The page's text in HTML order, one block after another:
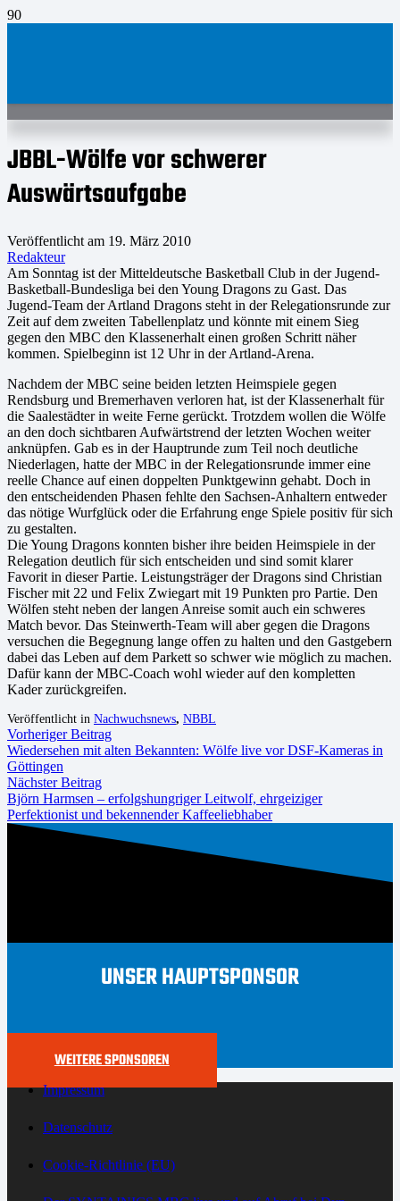
JBBL-Wölfe vor schwerer
Auswärtsaufgabe
Veröffentlicht am 19. März 2010
Redakteur
Am Sonntag ist der Mitteldeutsche Basketball Club in der Jugend-
Basketball-Bundesliga bei den Young Dragons zu Gast. Das
Jugend-Team der Artland Dragons steht in der Relegationsrunde zur
Zeit auf dem zweiten Tabellenplatz und könnte mit einem Sieg
gegen den MBC den Klassenerhalt einen großen Schritt näher
kommen. Spielbeginn ist 12 Uhr in der Artland-Arena.
Nachdem der MBC seine beiden letzten Heimspiele gegen
Rendsburg und Bremerhaven verloren hat, ist der Klassenerhalt für
die Saalestädter in weite Ferne gerückt. Trotzdem wollen die Wölfe
an den doch sichtbaren Aufwärtstrend der letzten Wochen weiter
anknüpfen. Gab es in der Hauptrunde zum Teil noch deutliche
Niederlagen, hatte der MBC in der Relegationsrunde immer eine
reelle Chance auf einen doppelten Punktgewinn gehabt. Doch in
den entscheidenden Phasen fehlte den Sachsen-Anhaltern entweder
das nötige Wurfglück oder die Erfahrung enge Spiele positiv für sich
zu gestalten.
Die Young Dragons konnten bisher ihre beiden Heimspiele in der
Relegation deutlich für sich entscheiden und sind somit klarer
Favorit in dieser Partie. Leistungsträger der Dragons sind Christian
Fischer mit 22 und Felix Zwiegart mit 19 Punkten pro Partie. Den
Wölfen steht neben der langen Anreise somit auch ein schweres
Match bevor. Das Steinwerth-Team will aber gegen die Dragons
versuchen die Begegnung lange offen zu halten und den Gastgebern
dabei das Leben auf dem Parkett so schwer wie möglich zu machen.
Dafür kann der MBC-Coach wohl wieder auf den kompletten
Kader zurückgreifen.
Veröffentlicht in Nachwuchsnews, NBBL
Vorheriger Beitrag
Wiedersehen mit alten Bekannten: Wölfe live vor DSF-Kameras in
Göttingen
Nächster Beitrag
Björn Harmsen – erfolgshungriger Leitwolf, ehrgeiziger
Perfektionist und bekennender Kaffeeliebhaber
UNSER HAUPTSPONSOR
WEITERE SPONSOREN
Impressum
Datenschutz
Cookie-Richtlinie (EU)